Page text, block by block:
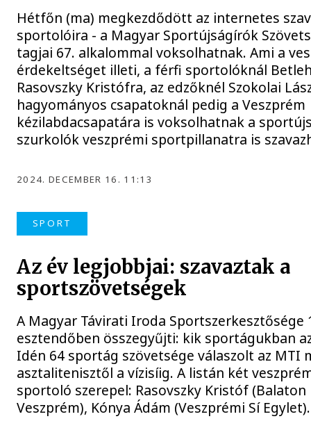
Hétfőn (ma) megkezdődött az internetes
sportolóira - a Magyar Sportújságírók
tagjai 67. alkalommal voksolhatnak. Ami a
érdekeltséget illeti, a férfi sportolóknál
Rasovszky Kristófra, az edzőknél Szokolai
hagyományos csapatoknál pedig a Veszprém
kézilabdacsapatára is voksolhatnak a
szurkolók veszprémi sportpillanatra is
2024. DECEMBER 16. 11:13
SPORT
Az év legjobbjai: szavaztak a
sportszövetségek
A Magyar Távirati Iroda Sportszerkesztősége
esztendőben összegyűjti: kik sportágukban
Idén 64 sportág szövetsége válaszolt az MTI
asztalitenisztől a vízisíig. A listán két
sportoló szerepel: Rasovszky Kristóf (Balaton
Veszprém), Kónya Ádám (Veszprémi Sí Egylet).